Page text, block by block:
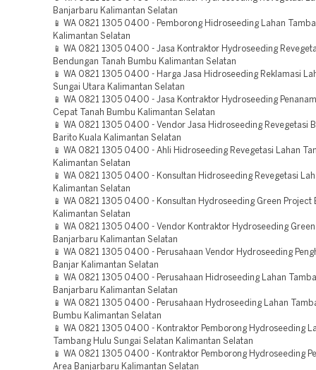
Banjarbaru Kalimantan Selatan
📱 WA 0821 1305 0400 - Pemborong Hidroseeding Lahan
Kalimantan Selatan
📱 WA 0821 1305 0400 - Jasa Kontraktor Hydroseeding
Bendungan Tanah Bumbu Kalimantan Selatan
📱 WA 0821 1305 0400 - Harga Jasa Hidroseeding Reklamasi
Sungai Utara Kalimantan Selatan
📱 WA 0821 1305 0400 - Jasa Kontraktor Hydroseeding
Cepat Tanah Bumbu Kalimantan Selatan
📱 WA 0821 1305 0400 - Vendor Jasa Hidroseeding Revegetasi
Barito Kuala Kalimantan Selatan
📱 WA 0821 1305 0400 - Ahli Hidroseeding Revegetasi Lahan
Kalimantan Selatan
📱 WA 0821 1305 0400 - Konsultan Hidroseeding Revegetasi
Kalimantan Selatan
📱 WA 0821 1305 0400 - Konsultan Hydroseeding Green Project
Kalimantan Selatan
📱 WA 0821 1305 0400 - Vendor Kontraktor Hydroseeding
Banjarbaru Kalimantan Selatan
📱 WA 0821 1305 0400 - Perusahaan Vendor Hydroseeding
Banjar Kalimantan Selatan
📱 WA 0821 1305 0400 - Perusahaan Hidroseeding Lahan
Banjarbaru Kalimantan Selatan
📱 WA 0821 1305 0400 - Perusahaan Hydroseeding Lahan
Bumbu Kalimantan Selatan
📱 WA 0821 1305 0400 - Kontraktor Pemborong Hydroseeding
Tambang Hulu Sungai Selatan Kalimantan Selatan
📱 WA 0821 1305 0400 - Kontraktor Pemborong Hydroseeding
Area Banjarbaru Kalimantan Selatan